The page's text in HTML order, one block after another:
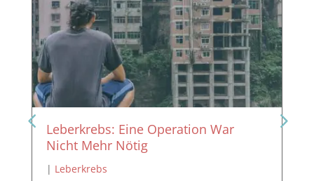
Leberkrebs: Eine Operation War
Nicht Mehr Nötig
| Leberkrebs